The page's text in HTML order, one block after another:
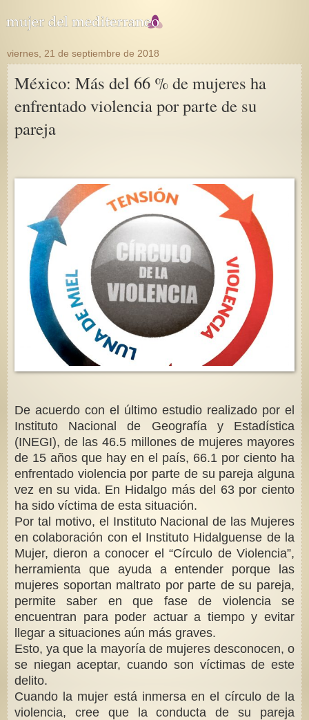
viernes, 21 de septiembre de 2018
México: Más del 66 % de mujeres ha
enfrentado violencia por parte de su
pareja
De acuerdo con el último estudio realizado por el
Instituto Nacional de Geografía y Estadística
(INEGI), de las 46.5 millones de mujeres mayores
de 15 años que hay en el país, 66.1 por ciento ha
enfrentado violencia por parte de su pareja alguna
vez en su vida. En Hidalgo más del 63 por ciento
ha sido víctima de esta situación.
Por tal motivo, el Instituto Nacional de las Mujeres
en colaboración con el Instituto Hidalguense de la
Mujer, dieron a conocer el “Círculo de Violencia”,
herramienta que ayuda a entender porque las
mujeres soportan maltrato por parte de su pareja,
permite saber en que fase de violencia se
encuentran para poder actuar a tiempo y evitar
llegar a situaciones aún más graves.
Esto, ya que la mayoría de mujeres desconocen, o
se niegan aceptar, cuando son víctimas de este
delito.
Cuando la mujer está inmersa en el círculo de la
violencia, cree que la conducta de su pareja